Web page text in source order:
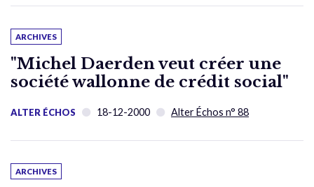
ARCHIVES
"Michel Daerden veut créer une
société wallonne de crédit social"
ALTER ÉCHOS 18-12-2000 Alter Échos n° 88
ARCHIVES